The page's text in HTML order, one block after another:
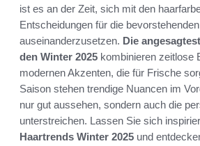
ist es an der Zeit, sich mit den
Entscheidungen für die
auseinanderzusetzen. Die
den Winter 2025 kombinieren zeitlose
modernen Akzenten, die für Frische
Saison stehen trendige Nuancen im
nur gut aussehen, sondern auch die
unterstreichen. Lassen Sie sich
Haartrends Winter 2025 und